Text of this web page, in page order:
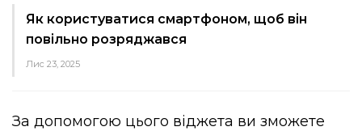
Як користуватися смартфоном, щоб він
повільно розряджався
Лис 23, 2025
За допомогою цього віджета ви зможете